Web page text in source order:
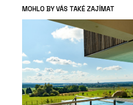
MOHLO BY VÁS TAKÉ ZAJÍMAT